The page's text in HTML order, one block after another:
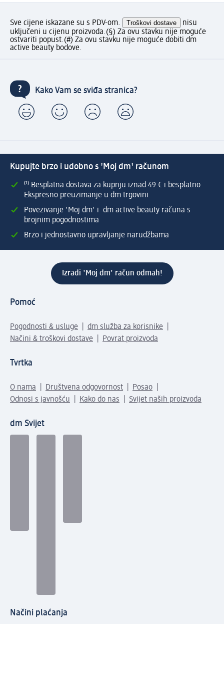
Sve cijene iskazane su s PDV-om. Troškovi dostave
nisu
uključeni u cijenu proizvoda.(§) Za ovu stavku nije moguće
ostvariti popust.(#) Za ovu stavku nije moguće dobiti dm
active beauty bodove.
Kako Vam se sviđa stranica?
Kupujte brzo i udobno s 'Moj dm' računom
⁽¹⁾ Besplatna dostava za kupnju iznad 49 € i besplatno
Ekspresno preuzimanje u dm trgovini
Povezivanje 'Moj dm' i dm active beauty računa s
brojnim pogodnostima
Brzo i jednostavno upravljanje narudžbama
Izradi 'Moj dm' račun odmah!
Pomoć
Pogodnosti & usluge
dm služba za korisnike
Načini & troškovi dostave
Povrat proizvoda
Tvrtka
O nama Društvena odgovornost
Posao
Odnosi s javnošću
Kako do nas Svijet naših proizvoda
dm Svijet
Načini plaćanja